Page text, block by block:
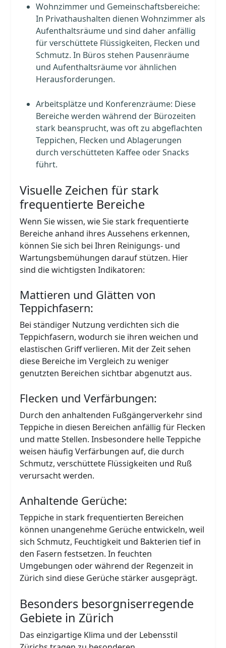
Wohnzimmer und Gemeinschaftsbereiche:
In Privathaushalten dienen Wohnzimmer als
Aufenthaltsräume und sind daher anfällig
für verschüttete Flüssigkeiten, Flecken und
Schmutz. In Büros stehen Pausenräume
und Aufenthaltsräume vor ähnlichen
Herausforderungen.
Arbeitsplätze und Konferenzräume: Diese
Bereiche werden während der Bürozeiten
stark beansprucht, was oft zu abgeflachten
Teppichen, Flecken und Ablagerungen
durch verschütteten Kaffee oder Snacks
führt.
Visuelle Zeichen für stark
frequentierte Bereiche
Wenn Sie wissen, wie Sie stark frequentierte
Bereiche anhand ihres Aussehens erkennen,
können Sie sich bei Ihren Reinigungs- und
Wartungsbemühungen darauf stützen. Hier
sind die wichtigsten Indikatoren:
Mattieren und Glätten von
Teppichfasern:
Bei ständiger Nutzung verdichten sich die
Teppichfasern, wodurch sie ihren weichen und
elastischen Griff verlieren. Mit der Zeit sehen
diese Bereiche im Vergleich zu weniger
genutzten Bereichen sichtbar abgenutzt aus.
Flecken und Verfärbungen:
Durch den anhaltenden Fußgängerverkehr sind
Teppiche in diesen Bereichen anfällig für Flecken
und matte Stellen. Insbesondere helle Teppiche
weisen häufig Verfärbungen auf, die durch
Schmutz, verschüttete Flüssigkeiten und Ruß
verursacht werden.
Anhaltende Gerüche:
Teppiche in stark frequentierten Bereichen
können unangenehme Gerüche entwickeln, weil
sich Schmutz, Feuchtigkeit und Bakterien tief in
den Fasern festsetzen. In feuchten
Umgebungen oder während der Regenzeit in
Zürich sind diese Gerüche stärker ausgeprägt.
Besonders besorgniserregende
Gebiete in Zürich
Das einzigartige Klima und der Lebensstil